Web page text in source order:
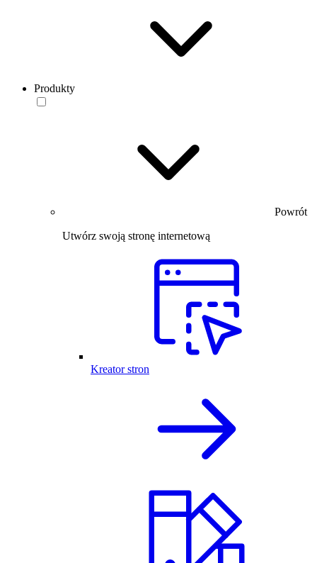
Produkty
Powrót
Utwórz swoją stronę internetową
Kreator stron